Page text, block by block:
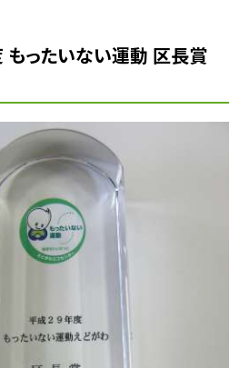
もったいない運動 区長賞